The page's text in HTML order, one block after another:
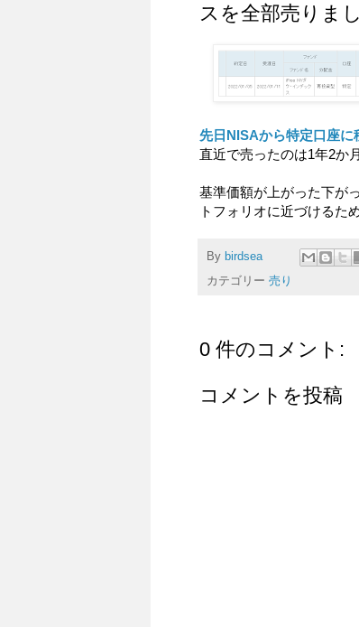
スを全部売りま
先日NISAから特定口座に
直近で売ったのは1年2か
基準価額が上がった下が
トフォリオに近づけるた
By birdsea
カテゴリー 売り
0 件のコメント:
コメントを投稿